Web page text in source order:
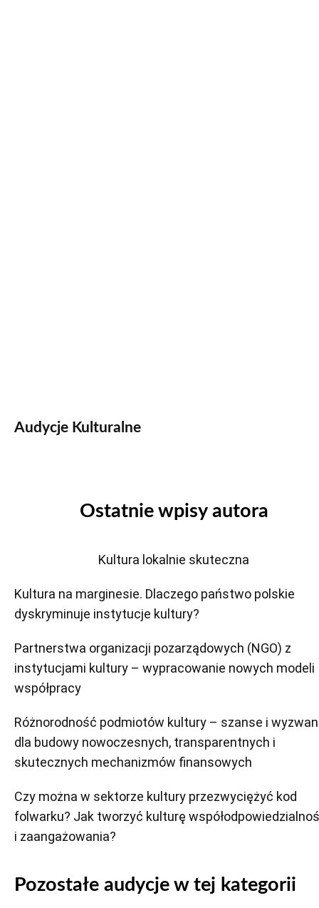
Audycje Kulturalne
Ostatnie wpisy autora
Kultura lokalnie skuteczna
Kultura na marginesie. Dlaczego państwo polskie
dyskryminuje instytucje kultury?
Partnerstwa organizacji pozarządowych (NGO) z
instytucjami kultury – wypracowanie nowych modeli
współpracy
Różnorodność podmiotów kultury – szanse i
dla budowy nowoczesnych, transparentnych i
skutecznych mechanizmów finansowych
Czy można w sektorze kultury przezwyciężyć kod
folwarku? Jak tworzyć kulturę
i zaangażowania?
Pozostałe audycje w tej kategorii